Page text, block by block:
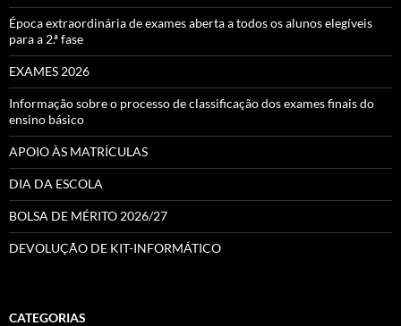
Época extraordinária de exames aberta a todos os alunos elegíveis
para a 2.ª fase
EXAMES 2026
Informação sobre o processo de classificação dos exames finais do
ensino básico
APOIO ÀS MATRÍCULAS
DIA DA ESCOLA
BOLSA DE MÉRITO 2026/27
DEVOLUÇÃO DE KIT-INFORMÁTICO
CATEGORIAS